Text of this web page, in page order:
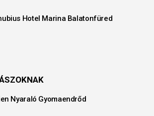
Hotel Marina Balatonfüred
Nyaraló Gyomaendrőd